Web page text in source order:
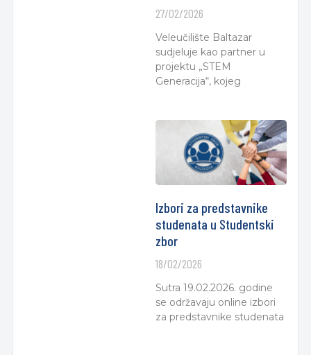
27/02/2026
Veleučilište Baltazar
sudjeluje kao partner u
projektu „STEM
Generacija“, kojeg
Izbori za predstavnike
studenata u Studentski
zbor
18/02/2026
Sutra 19.02.2026. godine
se održavaju online izbori
za predstavnike studenata